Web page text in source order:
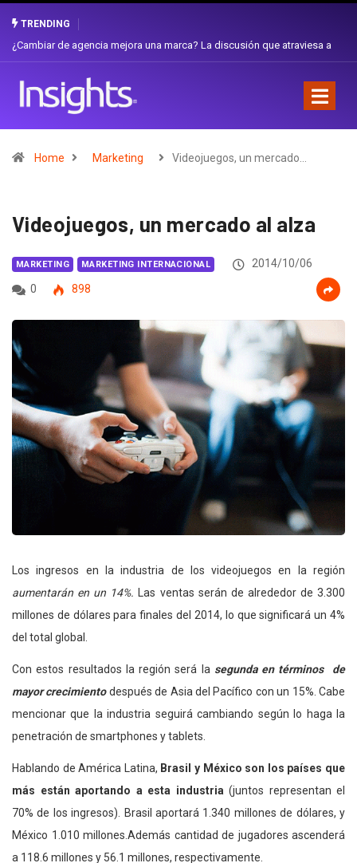
TRENDING
Gabriela Herrera y el arte de cambiarse el sombrero en Corporación
Home Marketing Videojuegos, un mercado…
Videojuegos, un mercado al alza
MARKETING MARKETING INTERNACIONAL
2014/10/06
0
898
Los ingresos en la industria de los videojuegos en la región
aumentarán en un 14%. Las ventas serán de alrededor de 3.300
millones de dólares para finales del 2014, lo que significará un 4%
del total global.
Con estos resultados la región será la segunda en términos de
mayor crecimientodespués de Asia del Pacífico con un 15%. Cabe
mencionar que la industria seguirá cambiando según lo haga la
penetración de smartphones y tablets.
Hablando de América Latina, Brasil y México son los países que
más están aportando a esta industria (juntos representan el
70% de los ingresos). Brasil aportará 1.340 millones de dólares, y
México 1.010 millones.Además cantidad de jugadores ascenderá
a 118.6 millones y 56.1 millones, respectivamente.